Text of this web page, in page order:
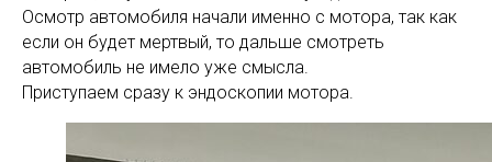
Осмотр автомобиля начали именно с мотора, так как
если он будет мертвый, то дальше смотреть
автомобиль не имело уже смысла.
Приступаем сразу к эндоскопии мотора.